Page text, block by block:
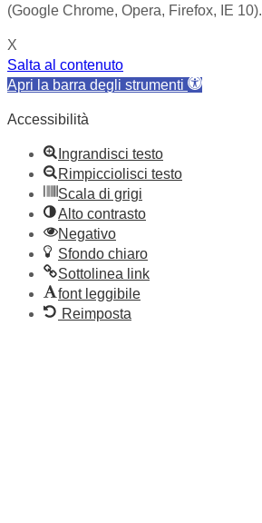
(Google Chrome, Opera, Firefox, IE 10).
X
Salta al contenuto
Apri la barra degli strumenti
Accessibilità
Ingrandisci testo
Rimpicciolisci testo
Scala di grigi
Alto contrasto
Negativo
Sfondo chiaro
Sottolinea link
font leggibile
Reimposta